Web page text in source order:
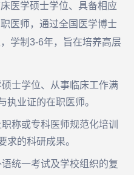
医学硕士学位、具备相应
医师，通过全国医学博士
学制3-6年，旨在培养高层
士学位、从事临床工作满
执业证的在职医师。
称或专科医师规范化培训
求的科研成果。
统一考试及学校组织的复